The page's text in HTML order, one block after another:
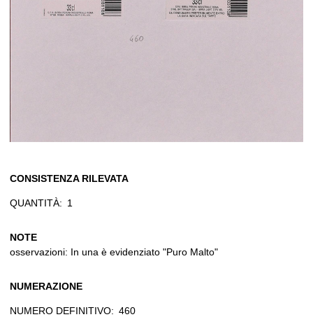
CONSISTENZA RILEVATA
QUANTITÀ: 1
NOTE
osservazioni: In una è evidenziato "Puro Malto"
NUMERAZIONE
NUMERO DEFINITIVO: 460